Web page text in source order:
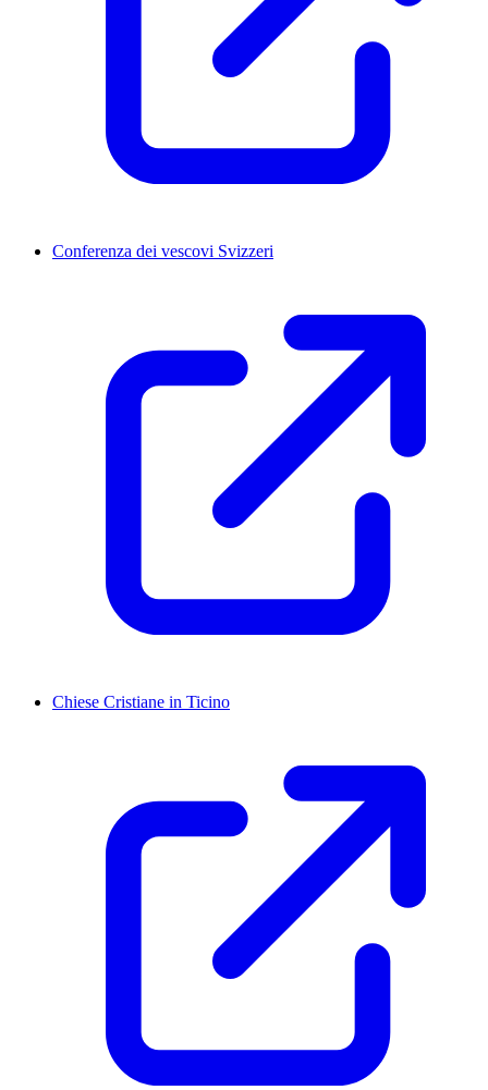
Conferenza dei vescovi Svizzeri
Chiese Cristiane in Ticino